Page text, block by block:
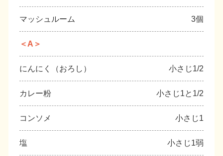
マッシュルーム 3個
＜A＞
にんにく（おろし） 小さじ1/2
カレー粉 小さじ1と1/2
コンソメ 小さじ1
塩 小さじ1弱